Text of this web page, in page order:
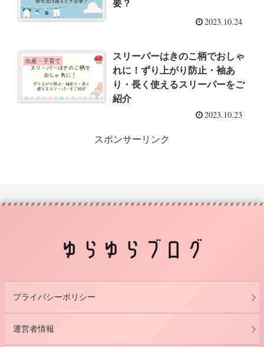
要？
2023.10.24
出産・子育て
スリーパーはきのこ柄でおしゃ
れに！ずり上がり防止・袖あ
り・長く使えるスリーパーをご
紹介
2023.10.23
スポンサーリンク
プライバシーポリシー
運営者情報